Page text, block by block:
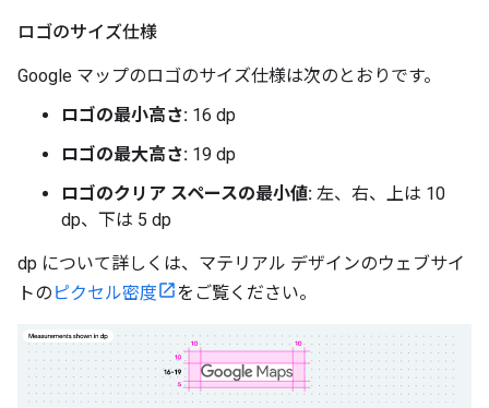
ロゴのサイズ仕様
Google マップのロゴのサイズ仕様は次のとおりです。
ロゴの最小高さ: 16 dp
ロゴの最大高さ: 19 dp
ロゴのクリア スペースの最小値: 左、右、上は 10
dp、下は 5 dp
dp について詳しくは、マテリアル デザインのウェブサイ
トの ピクセル密度 をご覧ください。